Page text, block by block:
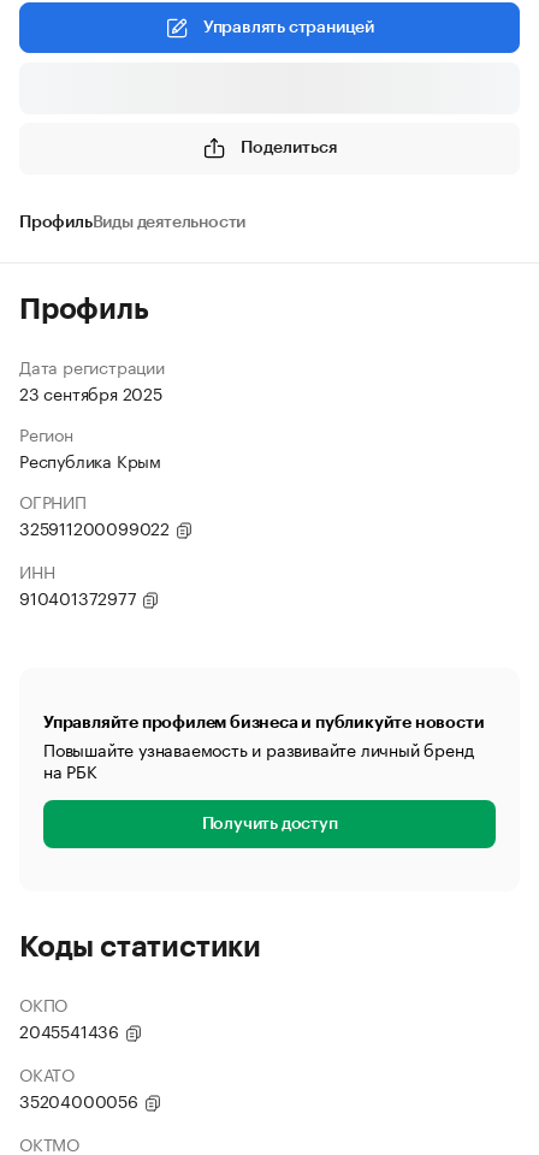
Управлять страницей
Поделиться
ПрофильВиды деятельности
Профиль
Дата регистрации
23 сентября 2025
Регион
Республика Крым
ОГРНИП
325911200099022
ИНН
910401372977
Управляйте профилем бизнеса и публикуйте новости
Повышайте узнаваемость и развивайте личный бренд
на РБК
Получить доступ
Коды статистики
ОКПО
2045541436
ОКАТО
35204000056
ОКТМО